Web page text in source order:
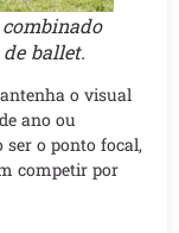
ballet.
o visual
ano ou
ser o ponto focal,
competir por